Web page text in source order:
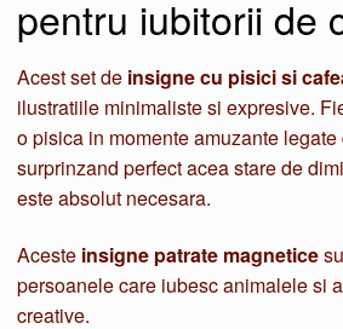
pentru iubitorii de
Acest set de insigne cu pisici si
ilustratiile minimaliste si expresive.
o pisica in momente amuzante legate
surprinzand perfect acea stare de
este absolut necesara.
Aceste insigne patrate magnetice
persoanele care iubesc animalele si
creative.